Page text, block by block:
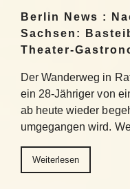
Berlin News :
Sachsen:
Theater-
Der Wanderweg in
ein 28-Jähriger von
ab heute wieder
umgegangen wird.
Weiterlesen